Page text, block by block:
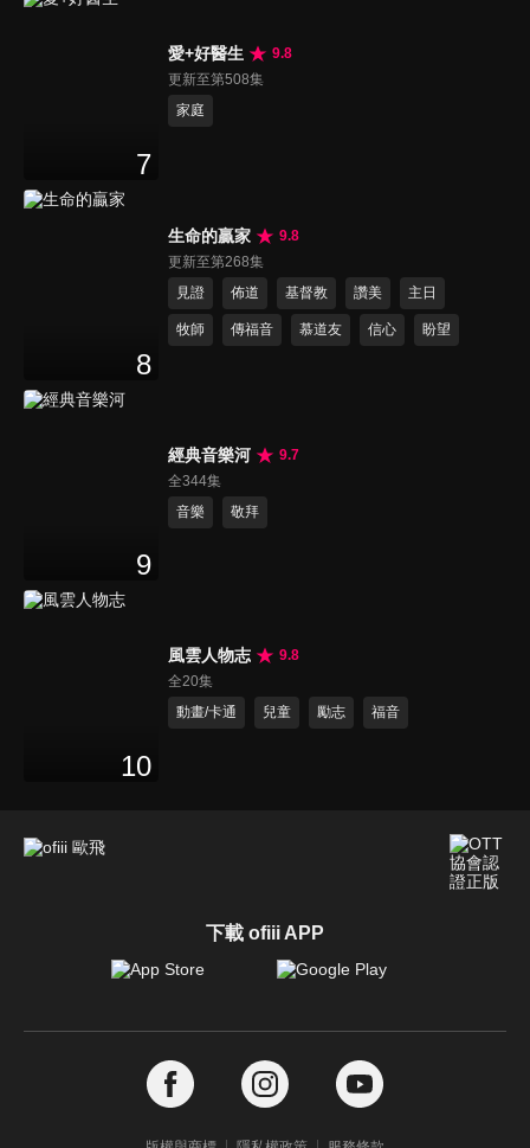
7
愛+好醫生
9.8
更新至第508集
家庭
8
生命的贏家
9.8
更新至第268集
見證
佈道 基督教 讚美 主日
牧師 傳福音 慕道友 信心 盼望
9
經典音樂河
9.7
全344集
音樂
敬拜
10
風雲人物志
9.8
全20集
動畫/卡通
兒童 勵志 福音
下載 ofiii APP